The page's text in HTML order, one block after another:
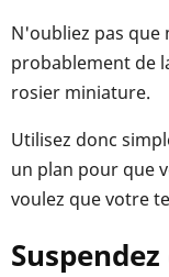
N'oubliez pas que
probablement de
rosier miniature.
Utilisez donc
un plan pour que
voulez que votre